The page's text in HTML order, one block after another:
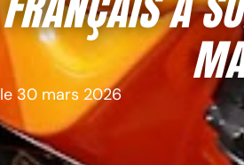
le30 mars 2026